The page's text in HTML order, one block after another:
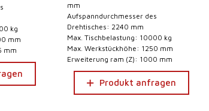
kg
mm
mm
mm
Aufspanndurchmesser des
Drehtisches: 2240 mm
Max. Tischbelastung: 10000 kg
Max. Werkstückhöhe: 1250 mm
Erweiterung ram (Z): 1000 mm
Produkt anfragen